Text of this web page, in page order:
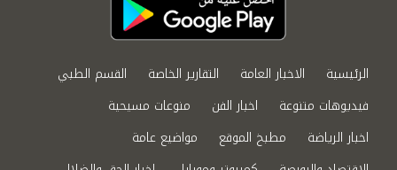
الرئيسية الاخبار العامة التقارير الخاصة
القسم الطبي
فيديوهات متنوعة
اخبار الفن
منوعات مسيحية
اخبار الرياضة
مطبخ الموقع
مواضيع عامة